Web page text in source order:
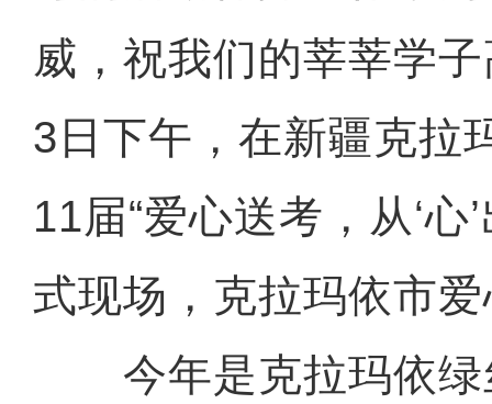
威，祝我们的莘莘学
3日下午，在新疆克拉
11届“爱心送考，从‘心
式现场，克拉玛依市
今年是克拉玛依绿